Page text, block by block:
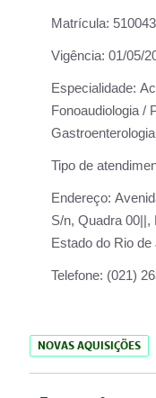
Matrícula:
Vigência: 01/05/
Especialidade:
Fonoaudiologia /
Tipo de
Endereço:
S/n, Quadra 00||,
Estado do Rio de
Telefone: (021)
NOVAS AQUISIÇÕES